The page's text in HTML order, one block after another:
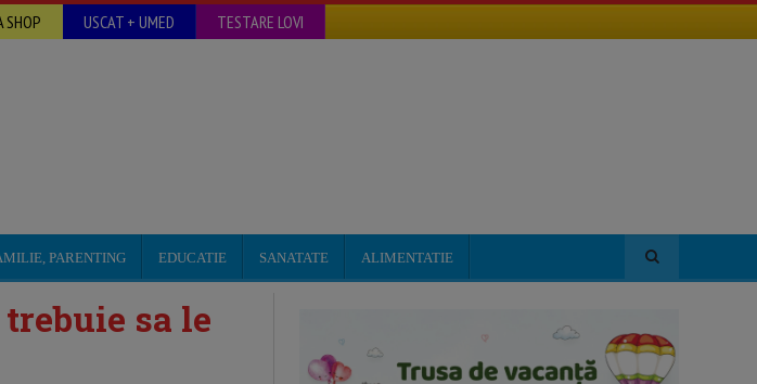
SHOP USCAT + UMED TESTARE LOVI
PARENTING EDUCATIE SANATATE ALIMENTATIE
sa le